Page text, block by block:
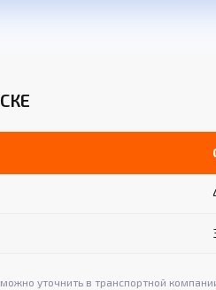
уточнить в транспортной